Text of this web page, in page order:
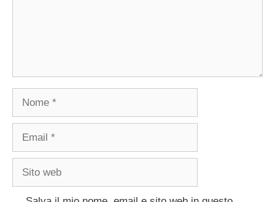
Nome
Email
Sito